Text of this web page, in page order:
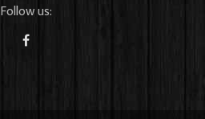
Follow us: